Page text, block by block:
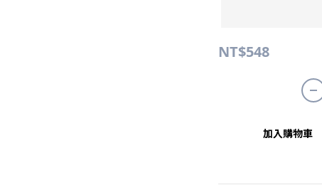
NT$548
加入購物車